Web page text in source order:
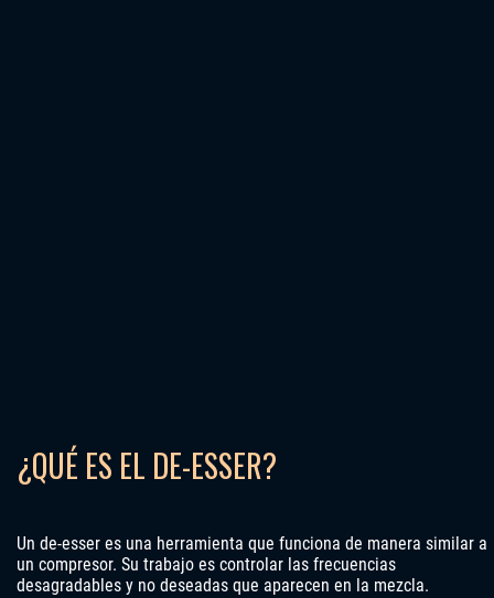
¿QUÉ ES EL DE-ESSER?
Un de-esser es una herramienta que funciona de manera similar a
un compresor. Su trabajo es controlar las frecuencias
desagradables y no deseadas que aparecen en la mezcla.